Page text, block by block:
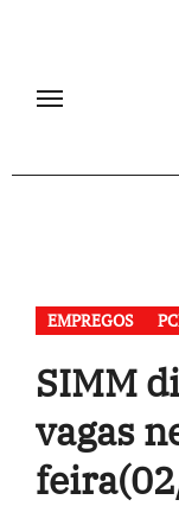
EMPREGOS
SIMM
vagas